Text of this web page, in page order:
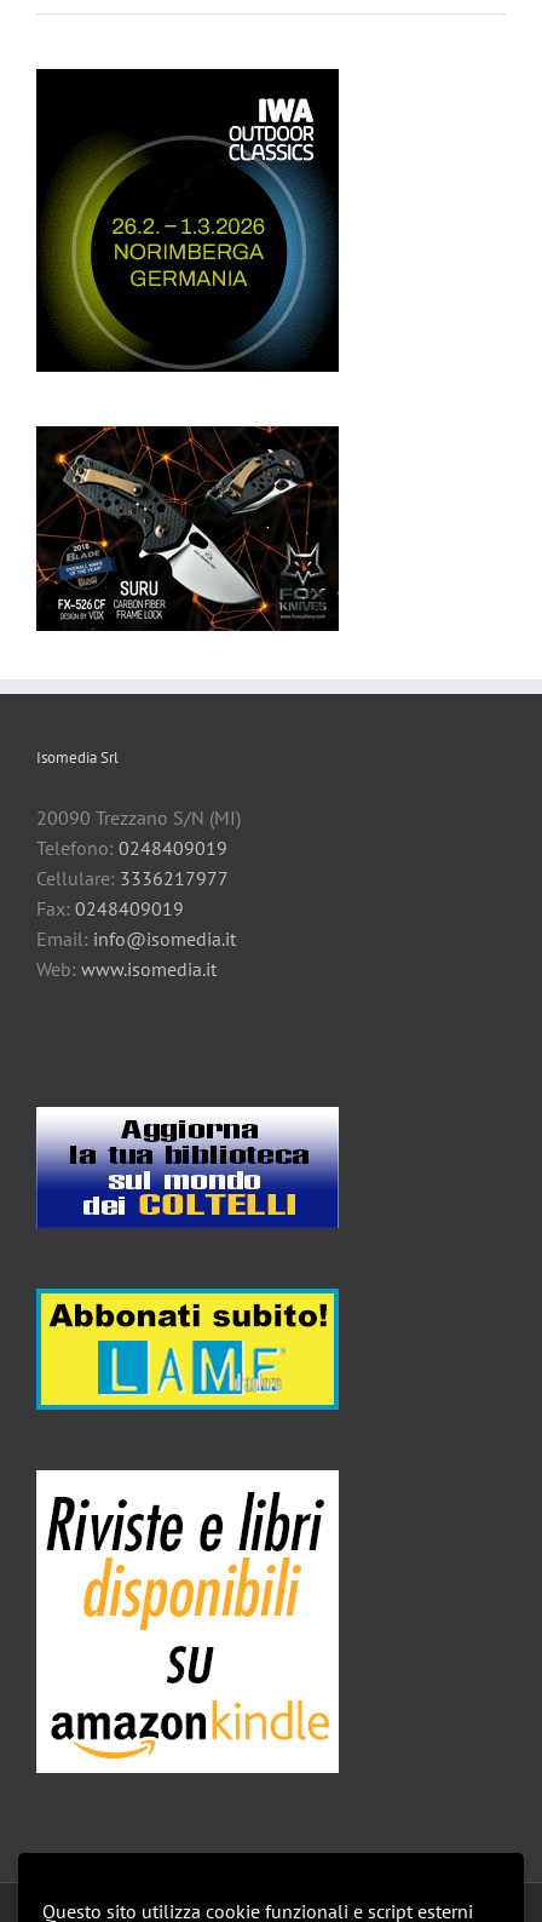
Questo sito utilizza cookie funzionali e script esterni
Isomedia Srl
20090 Trezzano S/N (MI)
Telefono: 0248409019
Cellulare: 3336217977
Fax: 0248409019
Email: info@isomedia.it
Web: www.isomedia.it
Copyright 2019 Isomedia Srl | All Rights Reserved |privacy policy